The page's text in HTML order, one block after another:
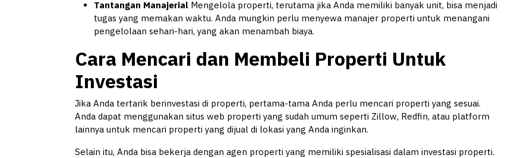
Tantangan Manajerial Mengelola properti, terutama jika Anda memiliki banyak unit, bisa menjadi
tugas yang memakan waktu. Anda mungkin perlu menyewa manajer properti untuk menangani
pengelolaan sehari-hari, yang akan menambah biaya.
Cara Mencari dan Membeli Properti Untuk
Investasi
Jika Anda tertarik berinvestasi di properti, pertama-tama Anda perlu mencari properti yang sesuai.
Anda dapat menggunakan situs web properti yang sudah umum seperti Zillow, Redfin, atau platform
lainnya untuk mencari properti yang dijual di lokasi yang Anda inginkan.
Selain itu, Anda bisa bekerja dengan agen properti yang memiliki spesialisasi dalam investasi properti.